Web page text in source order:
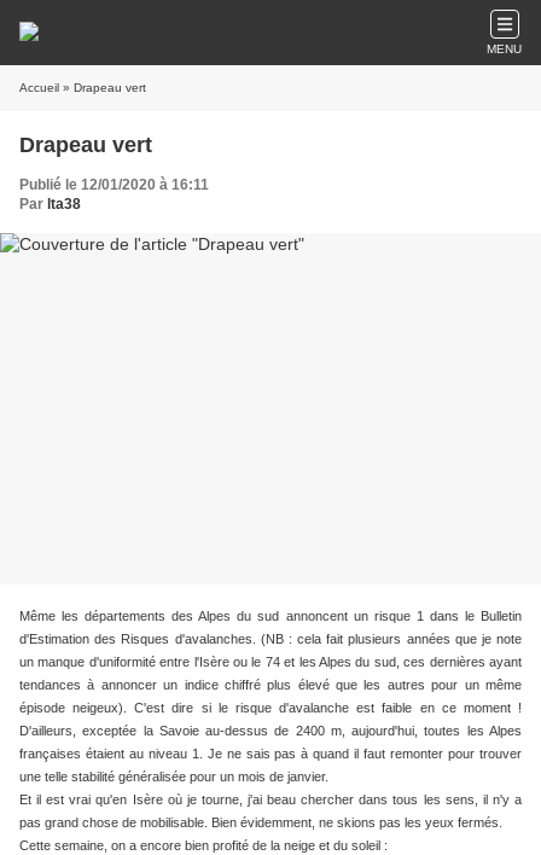
MENU
Accueil » Drapeau vert
Drapeau vert
Publié le 12/01/2020 à 16:11
Par lta38
Même les départements des Alpes du sud annoncent un risque 1 dans le Bulletin
d'Estimation des Risques d'avalanches. (NB : cela fait plusieurs années que je note
un manque d'uniformité entre l'Isère ou le 74 et les Alpes du sud, ces dernières ayant
tendances à annoncer un indice chiffré plus élevé que les autres pour un même
épisode neigeux). C'est dire si le risque d'avalanche est faible en ce moment !
D'ailleurs, exceptée la Savoie au-dessus de 2400 m, aujourd'hui, toutes les Alpes
françaises étaient au niveau 1. Je ne sais pas à quand il faut remonter pour trouver
une telle stabilité généralisée pour un mois de janvier.
Et il est vrai qu'en Isère où je tourne, j'ai beau chercher dans tous les sens, il n'y a
pas grand chose de mobilisable. Bien évidemment, ne skions pas les yeux fermés.
Cette semaine, on a encore bien profité de la neige et du soleil :